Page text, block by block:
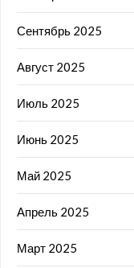
Сентябрь 2025
Август 2025
Июль 2025
Июнь 2025
Май 2025
Апрель 2025
Март 2025